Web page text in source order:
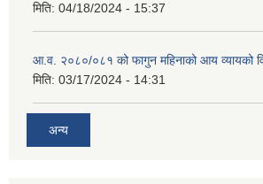
मिति: 04/18/2024 - 15:37
आ.व. २०८०/०८१ को फागुन महिनाको आय व्यायको
मिति: 03/17/2024 - 14:31
अन्य